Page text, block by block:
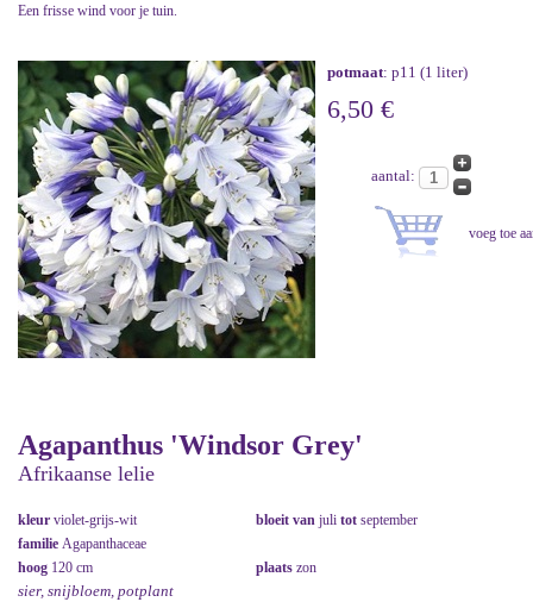
Een frisse wind voor je tuin.
potmaat: p11 (1 liter)
6,50 €
aantal:
Agapanthus 'Windsor Grey'
Afrikaanse lelie
kleur violet-grijs-wit bloeit van juli tot september
familie Agapanthaceae
hoog 120 cm plaats zon
sier, snijbloem, potplant